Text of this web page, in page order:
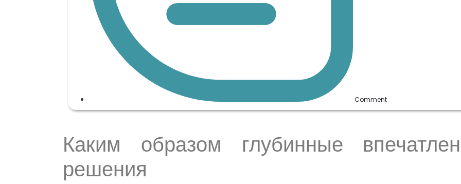
Comment
Каким образом глубинные
решения